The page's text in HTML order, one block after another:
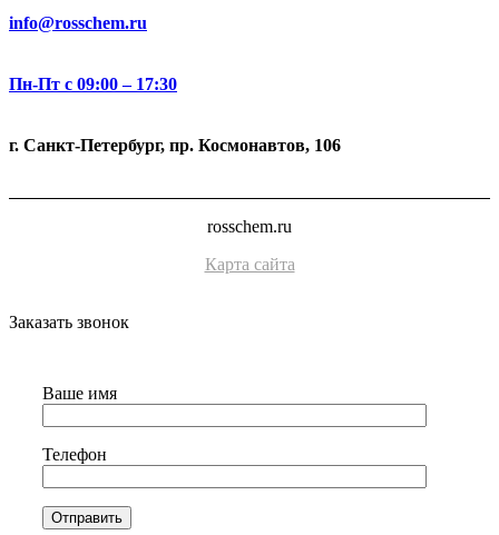
info@rosschem.ru
Пн-Пт с 09:00 – 17:30
г. Санкт-Петербург, пр. Космонавтов, 106
rosschem.ru
Карта сайта
Заказать звонок
Ваше имя
Телефон